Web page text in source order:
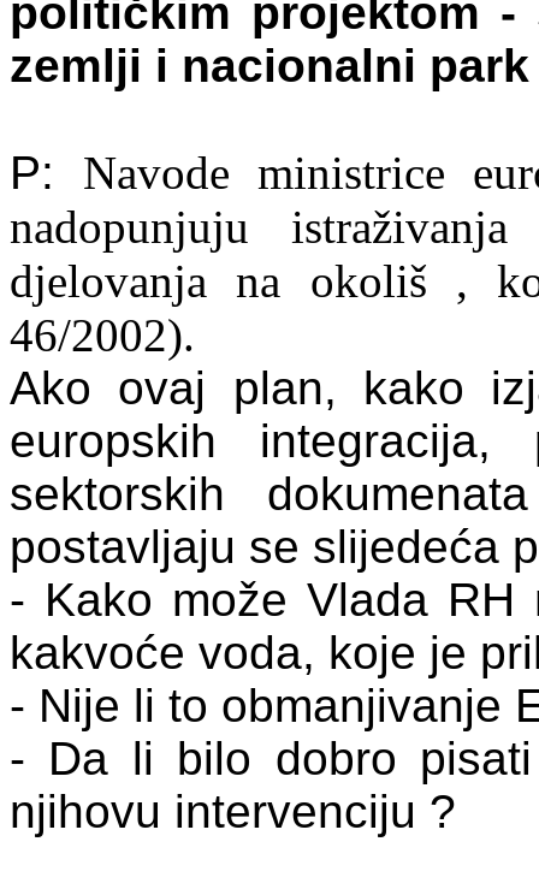
političkim projektom -
zemlji i nacionalni
P: Navode ministrice
nadopunjuju
istraživanja
djelovanja na okoliš ,
46/2002).
Ako ovaj plan, kako
europskih
integracija,
sektorskih
dokumenata
postavljaju se slijedeća
- Kako može Vlada RH
kakvoće voda, koje je
- Nije li to obmanjivanje
- Da li bilo dobro
njihovu intervenciju ?